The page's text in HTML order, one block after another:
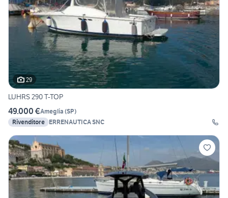
29
LUHRS 290 T-TOP
49.000 €Ameglia (SP)
Rivenditore ERRENAUTICA SNC